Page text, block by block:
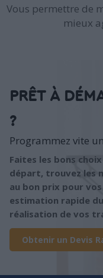
Vous permettre de
mieux
PRÊT À
?
Programmez vite
Faites les bons
départ, trouvez les
au bon prix pour
estimation rapide
réalisation de vos
Obtenir un Devis